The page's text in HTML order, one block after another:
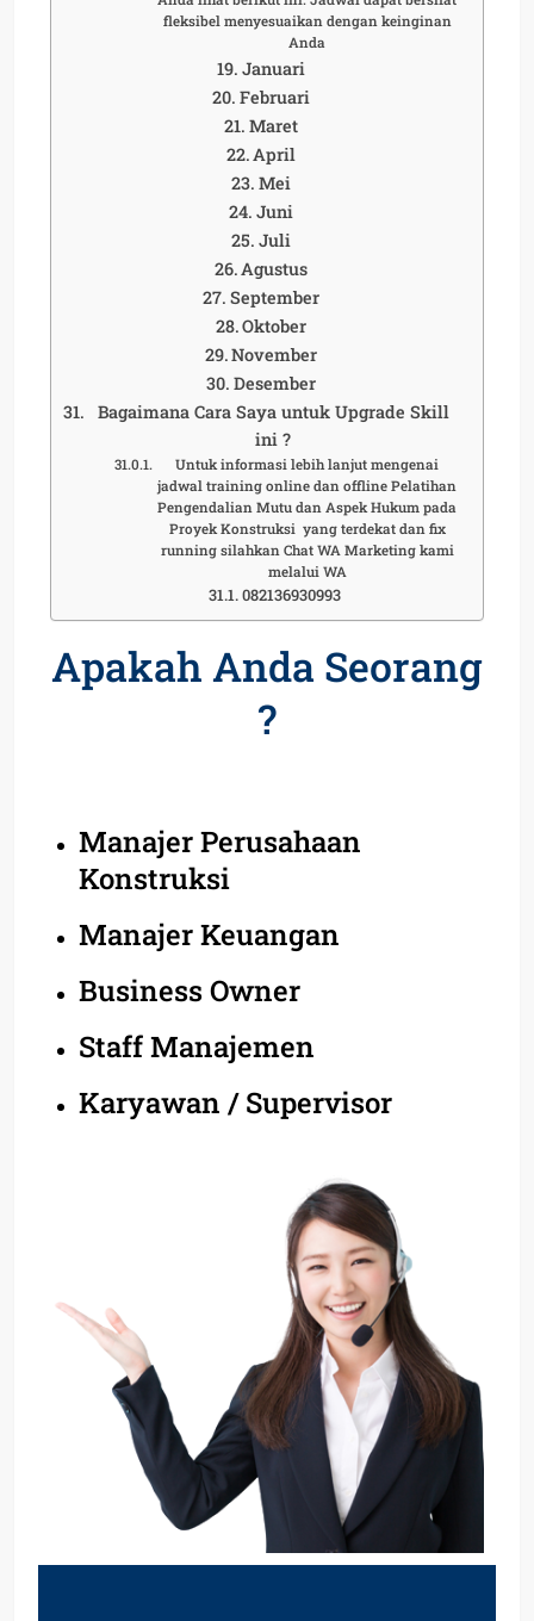
fleksibel menyesuaikan dengan keinginan
Anda
Januari
Februari
Maret
April
Mei
Juni
Juli
Agustus
September
Oktober
November
Desember
Bagaimana Cara Saya untuk Upgrade Skill
ini ?
Untuk informasi lebih lanjut mengenai
jadwal training online dan offline Pelatihan
Pengendalian Mutu dan Aspek Hukum pada
Proyek Konstruksi yang terdekat dan fix
running silahkan Chat WA Marketing kami
melalui WA
082136930993
Apakah Anda Seorang
?
Manajer Perusahaan
Konstruksi
Manajer Keuangan
Business Owner
Staff Manajemen
Karyawan / Supervisor